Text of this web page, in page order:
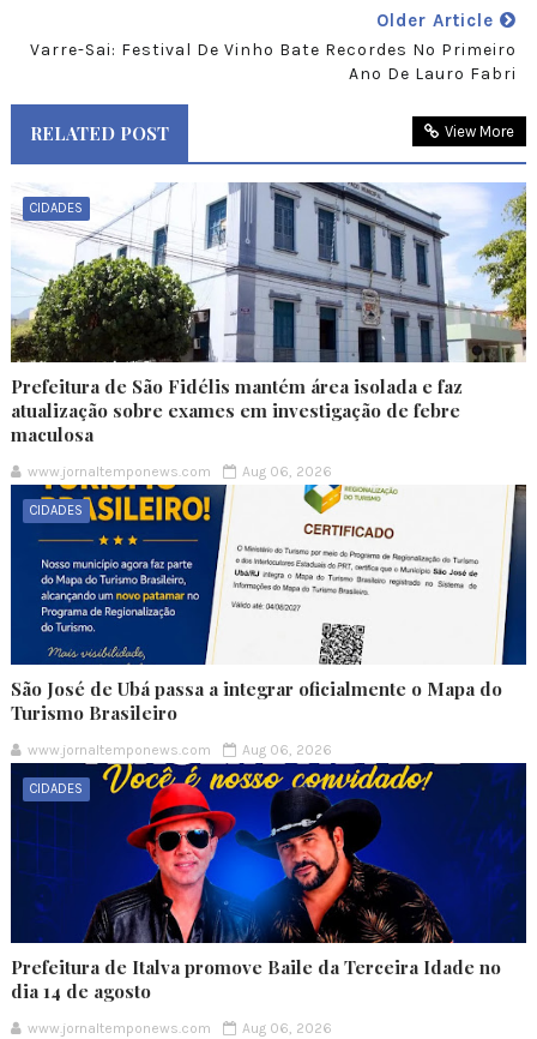
Older Article
Varre-Sai: Festival De Vinho Bate Recordes No Primeiro
Ano De Lauro Fabri
RELATED POST View More
CIDADES
Prefeitura de São Fidélis mantém área isolada e faz
atualização sobre exames em investigação de febre
maculosa
www.jornaltemponews.com Aug 06, 2026
CIDADES
São José de Ubá passa a integrar oficialmente o Mapa do
Turismo Brasileiro
www.jornaltemponews.com Aug 06, 2026
CIDADES
Prefeitura de Italva promove Baile da Terceira Idade no
dia 14 de agosto
www.jornaltemponews.com Aug 06, 2026